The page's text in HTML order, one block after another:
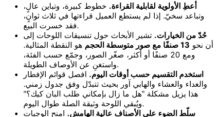
أعطِ الأولوية لقابلية القراءة. خطوط كبيرة، وتباين عالٍ،
وتباعد سخيّ. إذا لم يستطع العميل قراءتها في ثلاث ثوانٍ،
فقد خسرت البيع.
حُدّ من الخيارات. تشير الأبحاث حول تنسيقات اللوحات إلى
أن نحو 13 صنفًا مع صور متوسطة الحجم
هو النقطة المثالية.
ومع 20 صنفًا أو أكثر، صغّر الصور، وجمّع حسب الفئة،
واستغنِ عن الأوصاف الطويلة.
استخدم التقسيم حسب أوقات اليوم. افصل قوائم الإفطار
والغداء والعشاء والهابي آور بحيث تتبدّل وفق جدول زمني.
هذا يزيل مشكلة "هل ما زال بإمكاني طلب البان كيك؟"
ويُبقي اللوحة وثيقة الصلة طوال اليوم.
سلّط الضوء على الأصناف عالية الهامش. امنح الوجبات